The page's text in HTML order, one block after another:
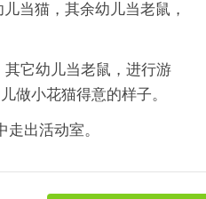
当猫，其余幼儿当老鼠，
它幼儿当老鼠，进行游
做小花猫得意的样子。
出活动室。